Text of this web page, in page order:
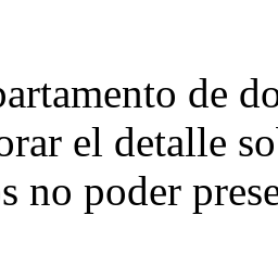
de
el detalle
no poder